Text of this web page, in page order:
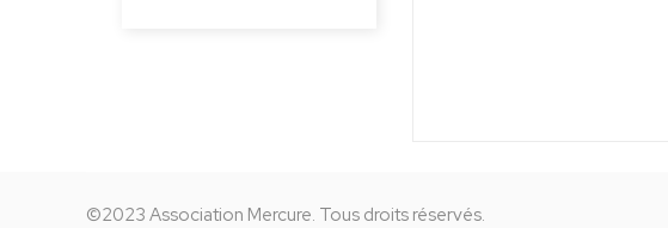
©2023 Association Mercure. Tous droits réservés.